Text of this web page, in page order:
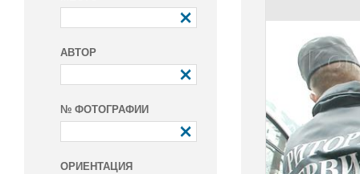
АВТОР
№ ФОТОГРАФИИ
ОРИЕНТАЦИЯ